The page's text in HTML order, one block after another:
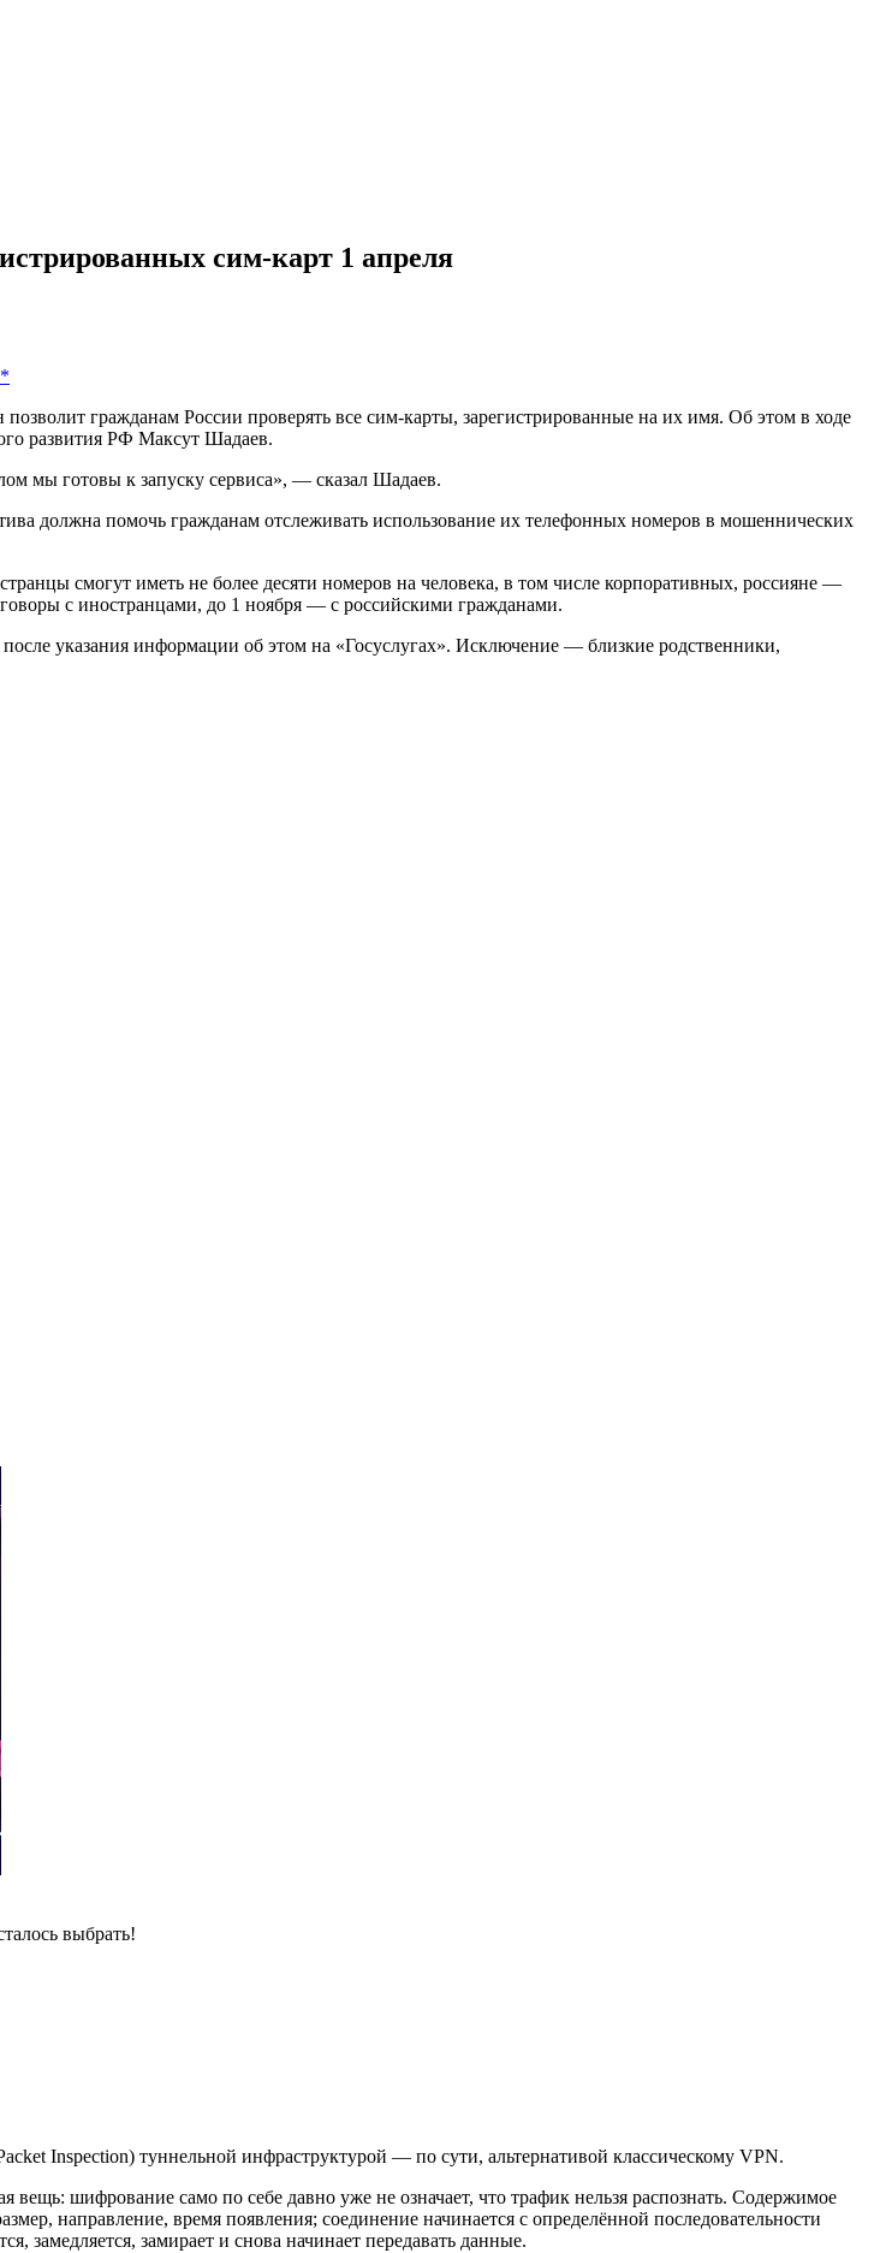
сим-карт 1 апреля
*
гражданам России проверять все сим‑карты, зарегистрированные на их имя. Об этом в ходе
развития РФ Максут Шадаев.
мы готовы к запуску сервиса», — сказал Шадаев.
должна помочь гражданам отслеживать использование их телефонных номеров в мошеннических
смогут иметь не более десяти номеров на человека, в том числе корпоративных, россияне —
с иностранцами, до 1 ноября — с российскими гражданами.
указания информации об этом на «Госуслугах». Исключение — близкие родственники,
выбрать!
Inspection) туннельной инфраструктурой — по сути, альтернативой классическому VPN.
вещь: шифрование само по себе давно уже не означает, что трафик нельзя распознать. Содержимое
направление, время появления; соединение начинается с определённой последовательности
замедляется, замирает и снова начинает передавать данные.